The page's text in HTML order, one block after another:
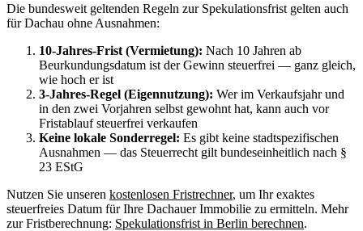
Die bundesweit geltenden Regeln zur Spekulationsfrist gelten auch
für Dachau ohne Ausnahmen:
10-Jahres-Frist (Vermietung): Nach 10 Jahren ab
Beurkundungsdatum ist der Gewinn steuerfrei — ganz gleich,
wie hoch er ist
3-Jahres-Regel (Eigennutzung): Wer im Verkaufsjahr und
in den zwei Vorjahren selbst gewohnt hat, kann auch vor
Fristablauf steuerfrei verkaufen
Keine lokale Sonderregel: Es gibt keine stadtspezifischen
Ausnahmen — das Steuerrecht gilt bundeseinheitlich nach §
23 EStG
Nutzen Sie unseren kostenlosen Fristrechner, um Ihr exaktes
steuerfreies Datum für Ihre Dachauer Immobilie zu ermitteln. Mehr
zur Fristberechnung: Spekulationsfrist in Berlin berechnen.